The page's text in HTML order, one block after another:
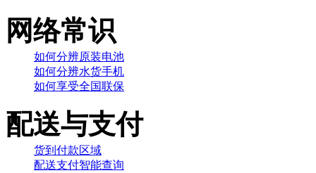
网络常识
如何分辨原装电池
如何分辨水货手机
如何享受全国联保
配送与支付
货到付款区域
配送支付智能查询